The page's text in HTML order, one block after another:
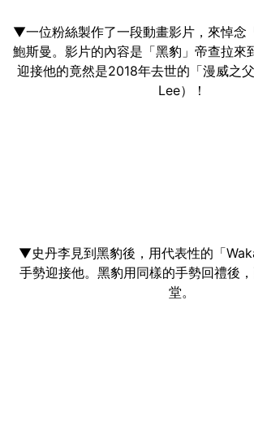
▼一位粉絲製作了一段動畫影片，來悼念
鮑斯曼。影片的內容是「黑豹」帝查拉來
迎接他的竟然是2018年去世的「漫威之
Lee）！
▼史丹李見到黑豹後，用代表性的「
手勢迎接他。黑豹用同樣的手勢回禮後
堂。